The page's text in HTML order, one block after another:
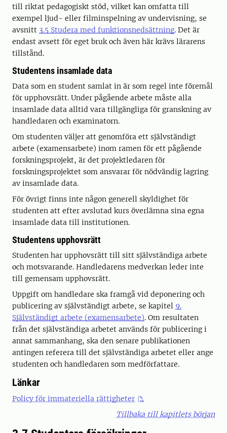
till riktat pedagogiskt stöd, vilket kan omfatta till
exempel ljud- eller filminspelning av undervisning, se
avsnitt 3.5 Studera med funktionsnedsättning. Det är
endast avsett för eget bruk och även här krävs lärarens
tillstånd.
Studentens insamlade data
Data som en student samlat in är som regel inte föremål
för upphovsrätt. Under pågående arbete måste alla
insamlade data alltid vara tillgängliga för granskning av
handledaren och examinatorn.
Om studenten väljer att genomföra ett självständigt
arbete (examensarbete) inom ramen för ett pågående
forskningsprojekt, är det projektledaren för
forskningsprojektet som ansvarar för nödvändig lagring
av insamlade data.
För övrigt finns inte någon generell skyldighet för
studenten att efter avslutad kurs överlämna sina egna
insamlade data till institutionen.
Studentens upphovsrätt
Studenten har upphovsrätt till sitt självständiga arbete
och motsvarande. Handledarens medverkan leder inte
till gemensam upphovsrätt.
Uppgift om handledare ska framgå vid deponering och
publicering av självständigt arbete, se kapitel 9.
Självständigt arbete (examensarbete). Om resultaten
från det självständiga arbetet används för publicering i
annat sammanhang, ska den senare publikationen
antingen referera till det självständiga arbetet eller ange
studenten och handledaren som medförfattare.
Länkar
Policy för immateriella rättigheter
Tillbaka till kapitlets början